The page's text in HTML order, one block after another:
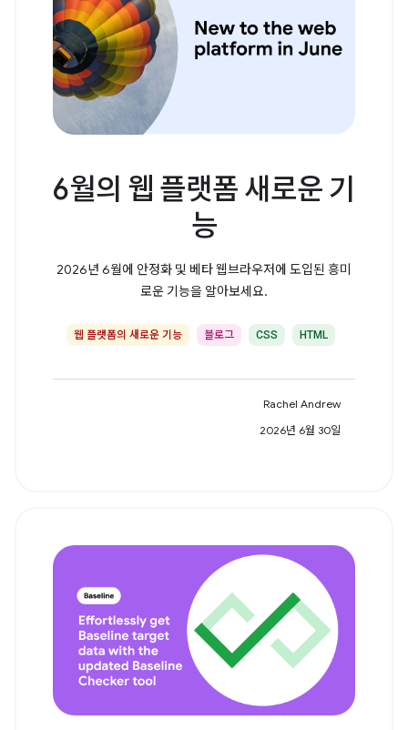
6월의 웹 플랫폼 새로운 기
능
2026년 6월에 안정화 및 베타 웹브라우저에 도입된 흥미
로운 기능을 알아보세요.
웹 플랫폼의 새로운 기능 블로그 CSS HTML
Rachel Andrew
2026년 6월 30일